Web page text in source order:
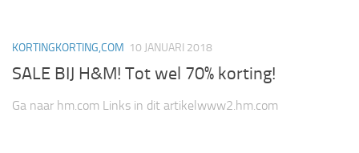
KORTINGKORTING,COM 10 JANUARI 2018
SALE BIJ H&M! Tot wel 70% korting!
Ga naar hm.com Links in dit artikelwww2.hm.com